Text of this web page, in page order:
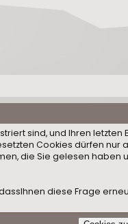
sind, und Ihren letzten
Cookies dürfen
die Sie gelesen haben
diese Frage